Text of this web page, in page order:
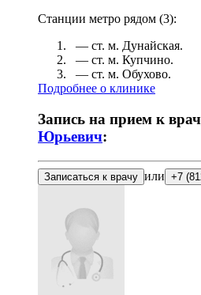
Станции метро рядом (3):
— ст. м. Дунайская.
— ст. м. Купчино.
— ст. м. Обухово.
Подробнее о клинике
Запись на прием к
Юрьевич:
Записаться к врачу или +7